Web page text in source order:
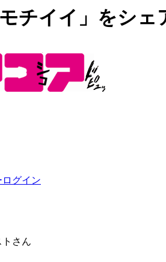
チイイ」をシェ
グイン
トさん